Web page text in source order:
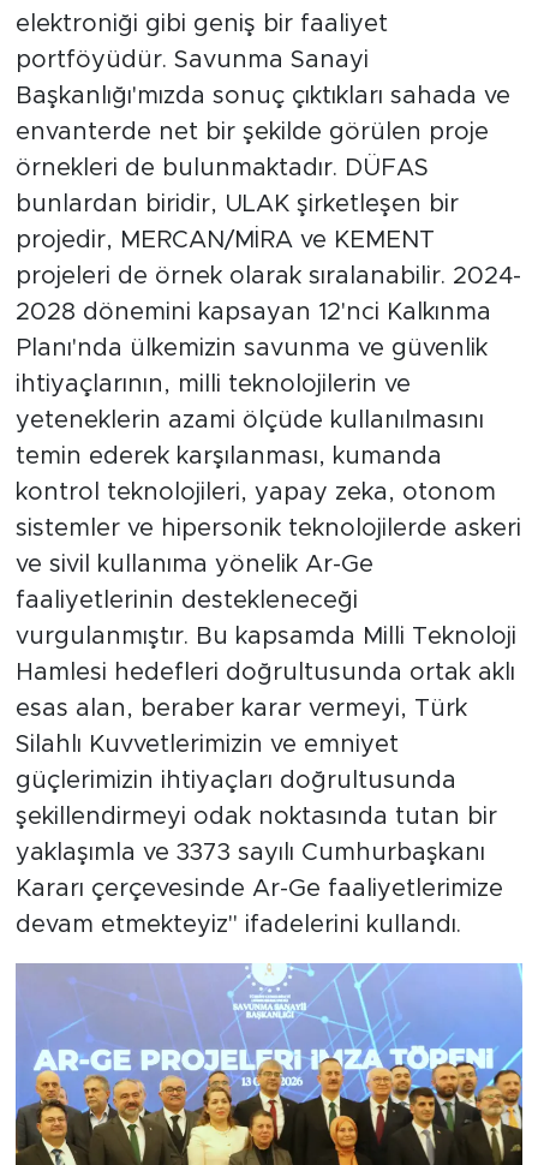
elektroniği gibi geniş bir faaliyet
portföyüdür. Savunma Sanayi
Başkanlığı'mızda sonuç çıktıkları sahada ve
envanterde net bir şekilde görülen proje
örnekleri de bulunmaktadır. DÜFAS
bunlardan biridir, ULAK şirketleşen bir
projedir, MERCAN/MİRA ve KEMENT
projeleri de örnek olarak sıralanabilir. 2024-
2028 dönemini kapsayan 12'nci Kalkınma
Planı'nda ülkemizin savunma ve güvenlik
ihtiyaçlarının, milli teknolojilerin ve
yeteneklerin azami ölçüde kullanılmasını
temin ederek karşılanması, kumanda
kontrol teknolojileri, yapay zeka, otonom
sistemler ve hipersonik teknolojilerde askeri
ve sivil kullanıma yönelik Ar-Ge
faaliyetlerinin destekleneceği
vurgulanmıştır. Bu kapsamda Milli Teknoloji
Hamlesi hedefleri doğrultusunda ortak aklı
esas alan, beraber karar vermeyi, Türk
Silahlı Kuvvetlerimizin ve emniyet
güçlerimizin ihtiyaçları doğrultusunda
şekillendirmeyi odak noktasında tutan bir
yaklaşımla ve 3373 sayılı Cumhurbaşkanı
Kararı çerçevesinde Ar-Ge faaliyetlerimize
devam etmekteyiz" ifadelerini kullandı.